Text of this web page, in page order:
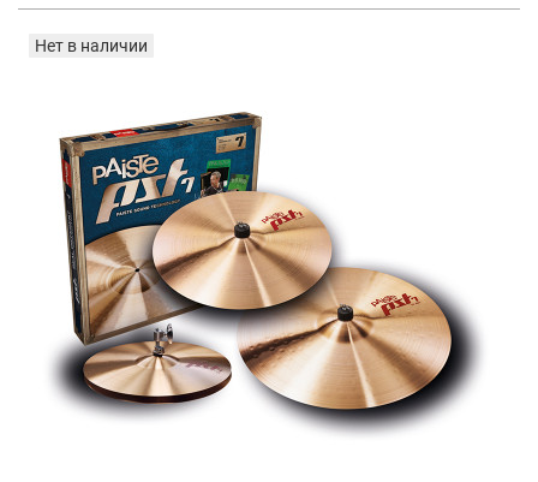
Нет в наличии